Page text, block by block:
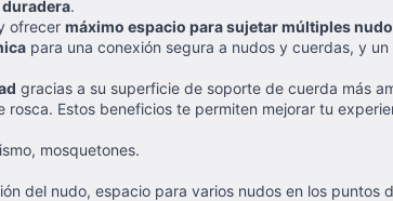
.
ofrecer máximo espacio para sujetar múltiples
para una conexión segura a nudos y cuerdas, y un
gracias a su superficie de soporte de cuerda más
Estos beneficios te permiten mejorar tu
mosquetones.
del nudo, espacio para varios nudos en los